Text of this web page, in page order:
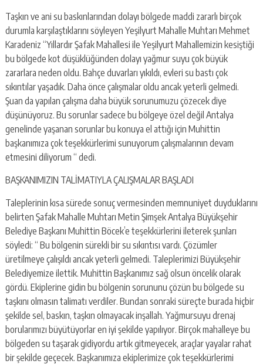
Taşkın ve ani su baskınlarından dolayı bölgede maddi zararlı birçok
durumla karşılaştıklarını söyleyen Yeşilyurt Mahalle Muhtarı Mehmet
Karadeniz “Yıllardır Şafak Mahallesi ile Yeşilyurt Mahallemizin kesiştiği
bu bölgede kot düşüklüğünden dolayı yağmur suyu çok büyük
zararlara neden oldu. Bahçe duvarları yıkıldı, evleri su bastı çok
sıkıntılar yaşadık. Daha önce çalışmalar oldu ancak yeterli gelmedi.
Şuan da yapılan çalışma daha büyük sorunumuzu çözecek diye
düşünüyoruz. Bu sorunlar sadece bu bölgeye özel değil Antalya
genelinde yaşanan sorunlar bu konuya el attığı için Muhittin
başkanımıza çok teşekkürlerimi sunuyorum çalışmalarının devam
etmesini diliyorum “ dedi.
BAŞKANIMIZIN TALİMATIYLA ÇALIŞMALAR BAŞLADI
Taleplerinin kısa sürede sonuç vermesinden memnuniyet duyduklarını
belirten Şafak Mahalle Muhtarı Metin Şimşek Antalya Büyükşehir
Belediye Başkanı Muhittin Böcek’e teşekkürlerini ileterek şunları
söyledi: “ Bu bölgenin sürekli bir su sıkıntısı vardı. Çözümler
üretilmeye çalışıldı ancak yeterli gelmedi. Taleplerimizi Büyükşehir
Belediyemize ilettik. Muhittin Başkanımız sağ olsun öncelik olarak
gördü. Ekiplerine gidin bu bölgenin sorununu çözün bu bölgede su
taşkını olmasın talimatı verdiler. Bundan sonraki süreçte burada hiçbir
şekilde sel, baskın, taşkın olmayacak inşallah. Yağmursuyu drenaj
borularımızı büyütüyorlar en iyi şekilde yapılıyor. Birçok mahalleye bu
bölgeden su taşarak gidiyordu artık gitmeyecek, araçlar yayalar rahat
bir şekilde geçecek. Başkanımıza ekiplerimize çok teşekkürlerimi